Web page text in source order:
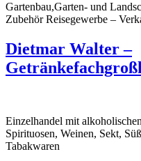
Gartenbau,Garten- und
Zubehör Reisegewerbe –
Dietmar Walter –
Einzelhandel mit
Spirituosen, Weinen, Sekt,
Tabakwaren